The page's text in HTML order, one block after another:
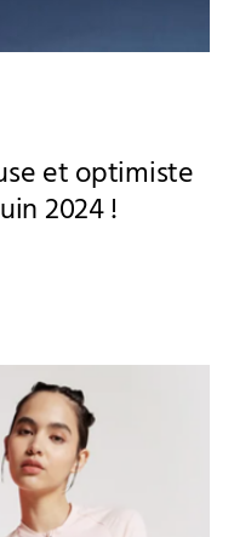
et optimiste
2024 !